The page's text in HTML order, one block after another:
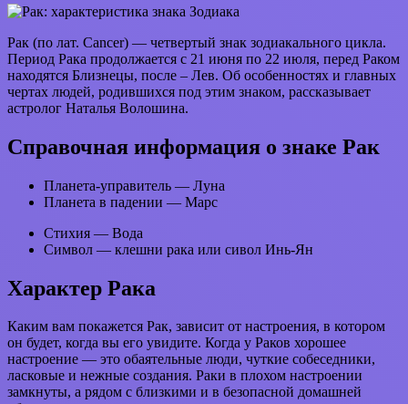
Рак (по лат. Cancer) — четвертый знак зодиакального цикла.
Период Рака продолжается с 21 июня по 22 июля, перед Раком
находятся Близнецы, после – Лев. Об особенностях и главных
чертах людей, родившихся под этим знаком, рассказывает
астролог Наталья Волошина.
Справочная информация о знаке Рак
Планета-управитель — Луна
Планета в падении — Марс
Стихия — Вода
Символ — клешни рака или сивол Инь-Ян
Характер Рака
Каким вам покажется Рак, зависит от настроения, в котором
он будет, когда вы его увидите. Когда у Раков хорошее
настроение — это обаятельные люди, чуткие собеседники,
ласковые и нежные создания. Раки в плохом настроении
замкнуты, а рядом с близкими и в безопасной домашней